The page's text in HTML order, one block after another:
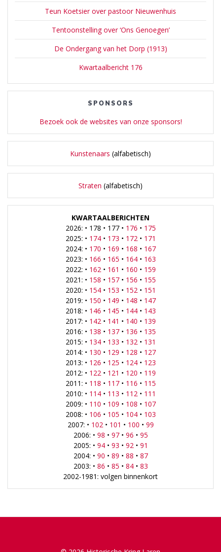
Teun Koetsier over pastoor Nieuwenhuis
Tentoonstelling over ‘Ons Genoegen’
De Ondergang van het Dorp (1913)
Kwartaalbericht 176
SPONSORS
Bezoek ook de websites van onze sponsors!
Kunstenaars (alfabetisch)
Straten (alfabetisch)
KWARTAALBERICHTEN
2026: • 178 • 177 • 176 • 175
2025: • 174• 173 • 172• 171
2024: • 170 • 169 • 168 • 167
2023: • 166 • 165 • 164• 163
2022: • 162• 161 • 160 • 159
2021: • 158 • 157• 156 • 155
2020: • 154• 153 • 152• 151
2019: • 150 • 149 • 148 • 147
2018: • 146 • 145 • 144• 143
2017: • 142• 141 • 140 • 139
2016: • 138 • 137• 136 • 135
2015: • 134• 133 • 132• 131
2014: • 130 • 129 • 128 • 127
2013: • 126 • 125 • 124• 123
2012: • 122• 121 • 120 • 119
2011: • 118 • 117• 116 • 115
2010: • 114• 113 • 112• 111
2009: • 110 • 109 • 108 • 107
2008: • 106 • 105 • 104• 103
2007: • 102• 101 • 100 • 99
2006: • 98 • 97• 96 • 95
2005: • 94• 93 • 92• 91
2004: • 90 • 89 • 88 • 87
2003: • 86 • 85 • 84• 83
2002-1981: volgen binnenkort